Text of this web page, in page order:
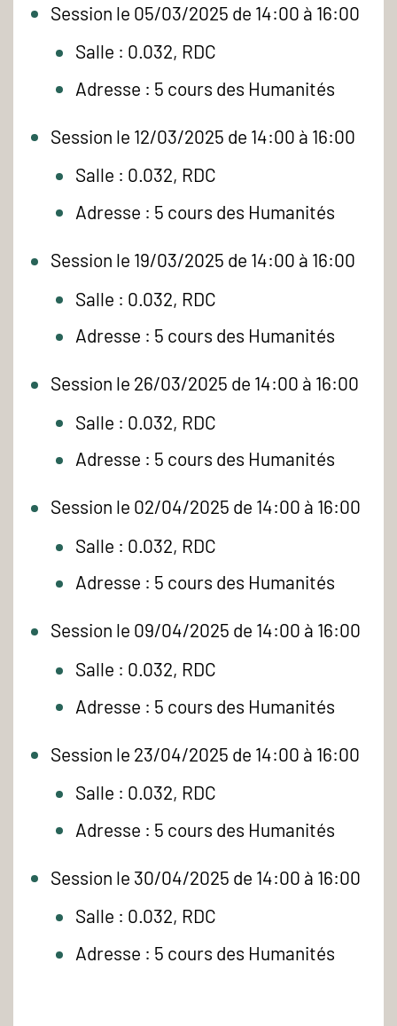
Session le 05/03/2025 de 14:00 à 16:00
Salle : 0.032, RDC
Adresse : 5 cours des Humanités
Session le 12/03/2025 de 14:00 à 16:00
Salle : 0.032, RDC
Adresse : 5 cours des Humanités
Session le 19/03/2025 de 14:00 à 16:00
Salle : 0.032, RDC
Adresse : 5 cours des Humanités
Session le 26/03/2025 de 14:00 à 16:00
Salle : 0.032, RDC
Adresse : 5 cours des Humanités
Session le 02/04/2025 de 14:00 à 16:00
Salle : 0.032, RDC
Adresse : 5 cours des Humanités
Session le 09/04/2025 de 14:00 à 16:00
Salle : 0.032, RDC
Adresse : 5 cours des Humanités
Session le 23/04/2025 de 14:00 à 16:00
Salle : 0.032, RDC
Adresse : 5 cours des Humanités
Session le 30/04/2025 de 14:00 à 16:00
Salle : 0.032, RDC
Adresse : 5 cours des Humanités